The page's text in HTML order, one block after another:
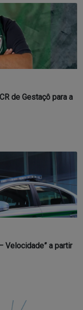
de Gestaçô para a
Velocidade” a partir